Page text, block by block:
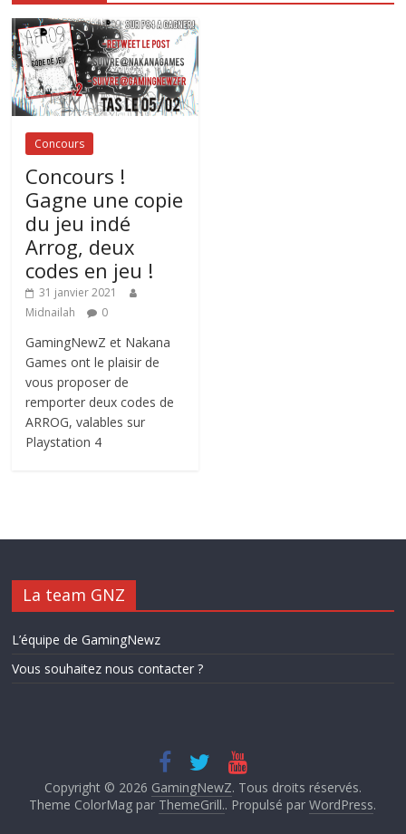
Concours
Concours !
Gagne une copie
du jeu indé
Arrog, deux
codes en jeu !
31 janvier 2021
Midnailah
0
GamingNewZ et Nakana
Games ont le plaisir de
vous proposer de
remporter deux codes de
ARROG, valables sur
Playstation 4
La team GNZ
L’équipe de GamingNewz
Vous souhaitez nous contacter ?
Copyright © 2026 GamingNewZ. Tous droits réservés.
Theme ColorMag par ThemeGrill.. Propulsé parWordPress.